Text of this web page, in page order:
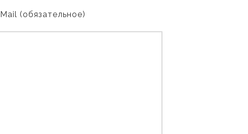
(обязательное)